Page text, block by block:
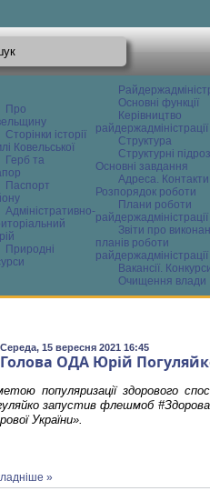
Про
Сторінки історії
Ковельської
Герб та
Паспорт
Адміністративно-
Природні
Основні функції
Керівництво
райдержадміністрації
Структура
Структурні
Основні завдання
Адреса. Контакти.
Розпорядок роботи
Плани роботи
райдержадміністрації
Звіти про
планів роботи
райдержадміністрації
Вакансії.
Очищення влади
Середа, 15 вересня 2021 16:45
Голова ОДА Юрій
популяризації здорового
запустив флешмоб
України».
»